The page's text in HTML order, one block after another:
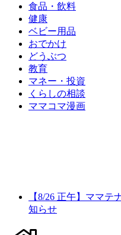
食品・飲料
健康
ベビー用品
おでかけ
どうぶつ
教育
マネー・投資
くらしの相談
ママコマ漫画
【8/26 正午】ママテ
知らせ